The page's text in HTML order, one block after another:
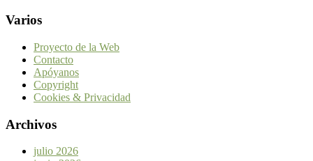
Varios
Proyecto de la Web
Contacto
Apóyanos
Copyright
Cookies & Privacidad
Archivos
julio 2026